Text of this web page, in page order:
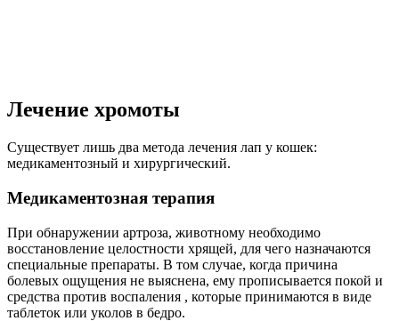
Лечение хромоты
Существует лишь два метода лечения лап у кошек:
медикаментозный и хирургический.
Медикаментозная терапия
При обнаружении артроза, животному необходимо
восстановление целостности хрящей, для чего назначаются
специальные препараты. В том случае, когда причина
болевых ощущения не выяснена, ему прописывается покой и
средства против воспаления , которые принимаются в виде
таблеток или уколов в бедро.